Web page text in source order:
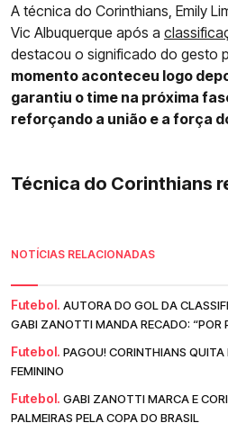
A técnica do Corinthians, Emily
Vic Albuquerque após a
destacou o significado do gesto
momento aconteceu logo
garantiu o time na próxima
reforçando a união e a força
Técnica do Corinthians
NOTÍCIAS RELACIONADAS
Futebol. AUTORA DO GOL DA
GABI ZANOTTI MANDA RECADO: “POR
Futebol. PAGOU! CORINTHIANS QUITA
FEMININO
Futebol. GABI ZANOTTI MARCA E
PALMEIRAS PELA COPA DO BRASIL